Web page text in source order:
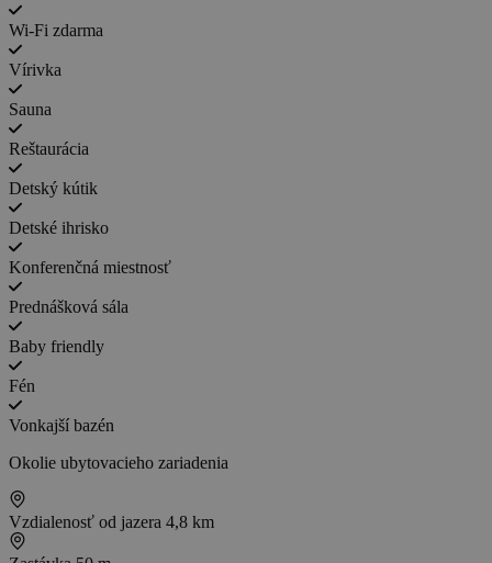
Wi-Fi zdarma
Vírivka
Sauna
Reštaurácia
Detský kútik
Detské ihrisko
Konferenčná miestnosť
Prednášková sála
Baby friendly
Fén
Vonkajší bazén
Okolie ubytovacieho zariadenia
Vzdialenosť od jazera 4,8 km